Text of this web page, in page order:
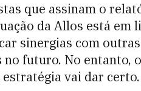
que assinam o
da Allos está em
sinergias com
no futuro. No entanto,
vai dar certo.